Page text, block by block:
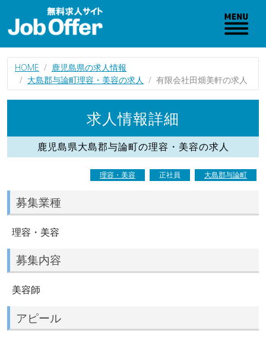
HOME
鹿児島県の求人情報
大島郡与論町理容・美容の求人
有限会社田畑美軒の求人
求人情報詳細
鹿児島県大島郡与論町の理容・美容の求人
理容・美容 正社員 大島郡与論町
募集業種
理容・美容
募集内容
美容師
アピール